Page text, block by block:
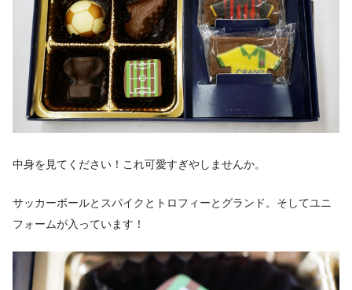
中身を見てください！これ可愛すぎやしませんか。
サッカーボールとスパイクとトロフィーとグランド。そしてユニ
フォームが入っています！